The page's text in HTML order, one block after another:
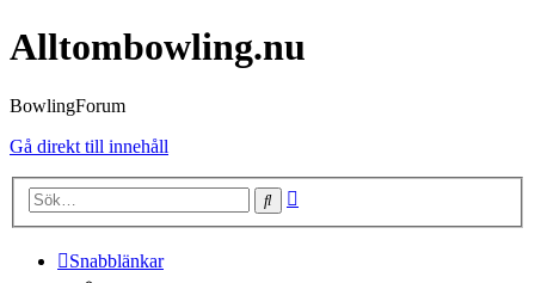
Alltombowling.nu
BowlingForum
Gå direkt till innehåll
Sök
Snabblänkar